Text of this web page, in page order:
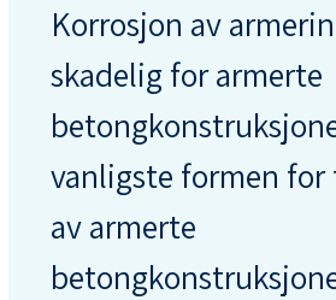
Korrosjon av
skadelig for armerte
vanligste formen for
av armerte